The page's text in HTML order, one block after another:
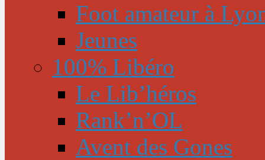
Foot amateur à
Jeunes
100% Libéro
Le Lib’héros
Rank’n’OL
Avent des Gones